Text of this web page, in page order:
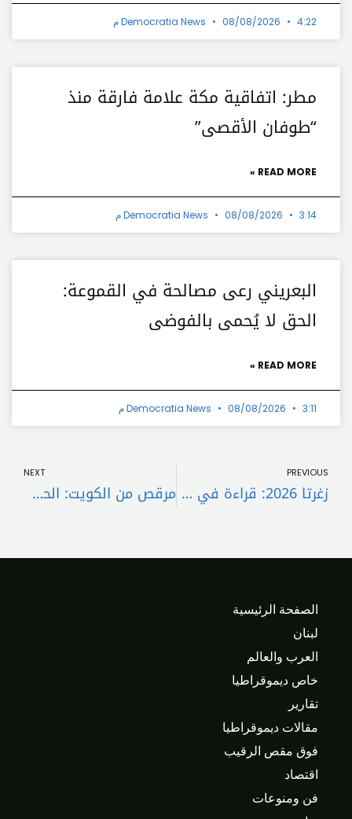
Democratia News 08/08/2026 4:22 م
مطر: اتفاقية مكة علامة فارقة منذ
“طوفان الأقصى”
READ MORE »
Democratia News 08/08/2026 3:14 م
البعريني رعى مصالحة في القموعة:
الحق لا يُحمى بالفوضى
READ MORE »
Democratia News 08/08/2026 3:11 م
PREVIOUS
زغرتا 2026: قراءة في وجدان القضاء بين إرث البيوتات وصدمة التغيير
NEXT
مرقص من الكويت: الحكومة حريصة على إجراء الانتخابات النيابية
الصفحة الرئيسية
لبنان
العرب والعالم
خاص ديموقراطيا
تقارير
مقالات ديموقراطيا
فوق مقص الرقيب
اقتصاد
فن ومنوعات